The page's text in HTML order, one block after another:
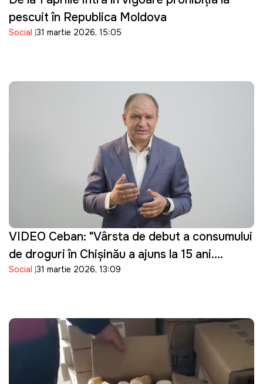
pescuit în Republica Moldova
Social 31 martie 2026, 15:05
VIDEO Ceban: "Vârsta de debut a consumului
de droguri în Chișinău a ajuns la 15 ani.
Guvernarea cu ce se ocupă?"
Social 31 martie 2026, 13:09